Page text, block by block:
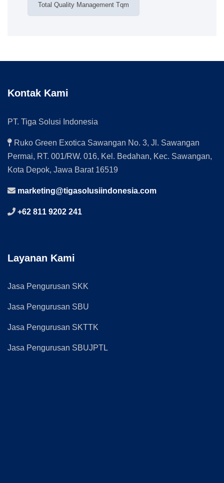
Total Quality Management Tqm
Kontak Kami
PT. Tiga Solusi Indonesia
Ruko Green Exotica Sawangan No. 3, Jl. Sawangan
Permai, RT. 001/RW. 016, Kel. Bedahan, Kec. Sawangan,
Kota Depok, Jawa Barat 16519
marketing@tigasolusiindonesia.com
+62 811 9202 241
Layanan Kami
Jasa Pengurusan SKK
Jasa Pengurusan SBU
Jasa Pengurusan SKTTK
Jasa Pengurusan SBUJPTL